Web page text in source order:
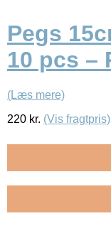
Pegs
10 pcs –
(Læs mere)
220 kr. (Vis fragtpris)